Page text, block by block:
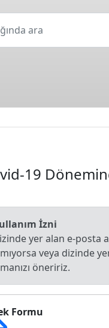
ara
19
İzni
yer alan e-posta
veya dizinde
öneririz.
Formu